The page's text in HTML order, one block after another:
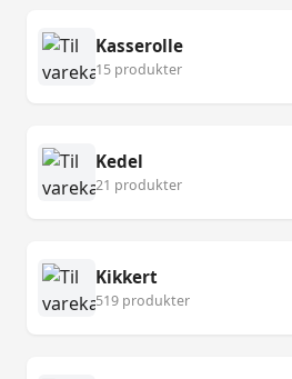
Kasserolle
15 produkter
Kedel
21 produkter
Kikkert
519 produkter